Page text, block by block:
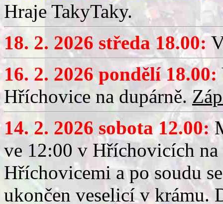
Hraje TakyTaky.
18. 2. 2026 středa 18.00:
16. 2. 2026 pondělí 18.00:
Hříchovice na dupárně.
14. 2. 2026 sobota 12.00:
ve 12:00 v Hříchovicích
Hříchovicemi a po soudu
ukončen veselicí v krámu.